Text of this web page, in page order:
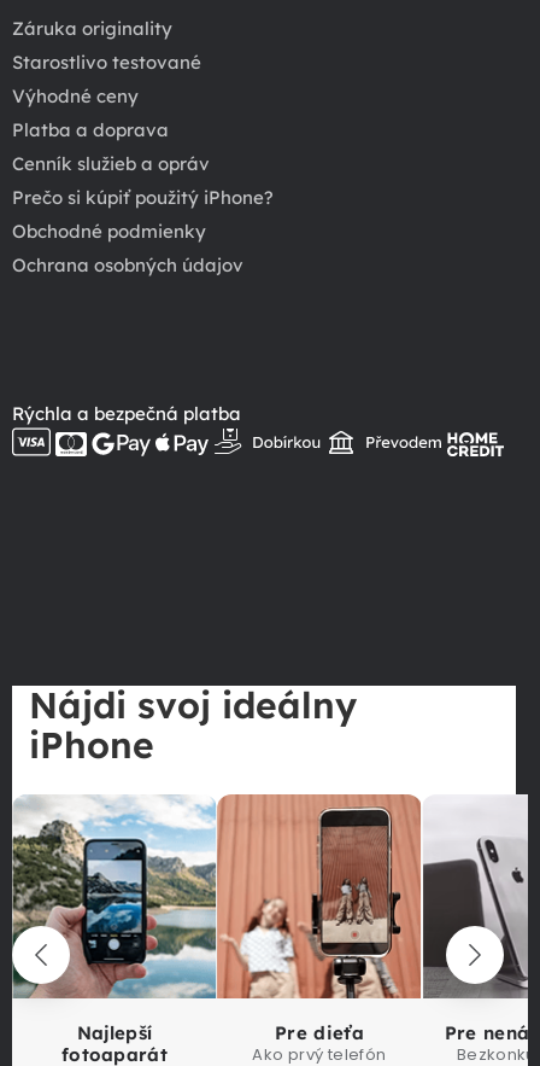
Záruka originality
Starostlivo testované
Výhodné ceny
Platba a doprava
Cenník služieb a opráv
Prečo si kúpiť použitý iPhone?
Obchodné podmienky
Ochrana osobných údajov
Rýchla a bezpečná platba
Nájdi svoj ideálny
iPhone
Najlepší
fotoaparát
Pre dieťa
Ako prvý telefón
Pre